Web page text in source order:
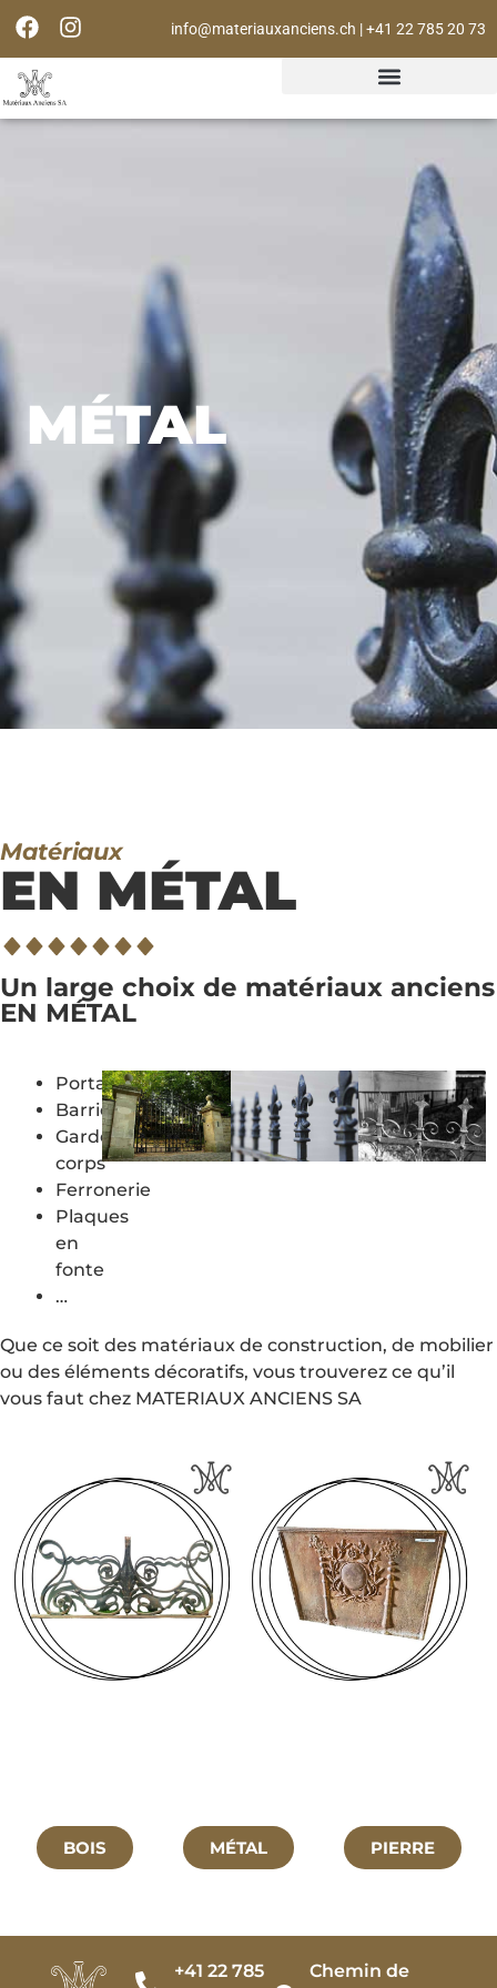
info@materiauxanciens.ch | +41 22 785 20 73
MÉTAL
Matériaux
EN MÉTAL
Un large choix de matériaux anciens
EN MÉTAL
Portails
Barrières
Gardes-
corps
Ferronerie
Plaques
en
fonte
…
Que ce soit des matériaux de construction, de mobilier
ou des éléments décoratifs, vous trouverez ce qu’il
vous faut chez MATERIAUX ANCIENS SA
BOIS MÉTAL PIERRE
+41 22 785
Chemin de